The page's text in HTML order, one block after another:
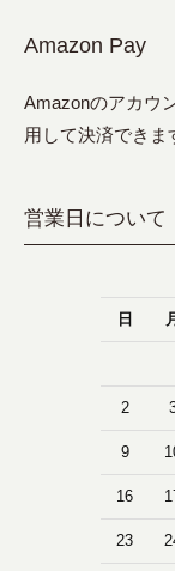
Amazon Pay
Amazonのアカウ
用して決済できま
営業日について
日
2
9
16
23